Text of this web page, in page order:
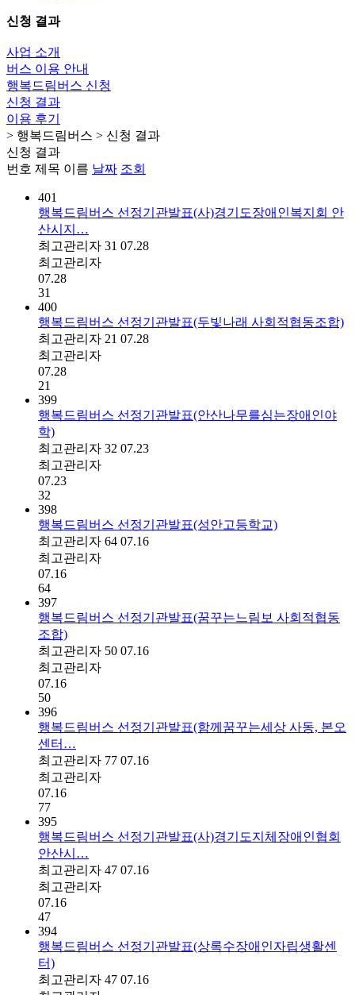
신청 결과
사업 소개
버스 이용 안내
행복드림버스 신청
신청 결과
이용 후기
> 행복드림버스 > 신청 결과
신청 결과
번호 제목 이름 날짜 조회
401
행복드림버스 선정기관발표(사)경기도장애인복지회 안
산시지…
최고관리자 31 07.28
최고관리자
07.28
31
400
행복드림버스 선정기관발표(두빛나래 사회적협동조합)
최고관리자 21 07.28
최고관리자
07.28
21
399
행복드림버스 선정기관발표(안산나무를심는장애인야
학)
최고관리자 32 07.23
최고관리자
07.23
32
398
행복드림버스 선정기관발표(성안고등학교)
최고관리자 64 07.16
최고관리자
07.16
64
397
행복드림버스 선정기관발표(꿈꾸는느림보 사회적협동
조합)
최고관리자 50 07.16
최고관리자
07.16
50
396
행복드림버스 선정기관발표(함께꿈꾸는세상 사동, 본오
센터…
최고관리자 77 07.16
최고관리자
07.16
77
395
행복드림버스 선정기관발표(사)경기도지체장애인협회
안산시…
최고관리자 47 07.16
최고관리자
07.16
47
394
행복드림버스 선정기관발표(상록수장애인자립생활센
터)
최고관리자 47 07.16